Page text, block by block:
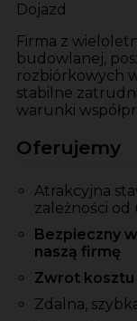
Dojazd
Firma z
budowlanej,
rozbiórkowych
stabilne
warunki
Oferujemy
Atrakcyjna
zależności
Bezpieczny
naszą firmę
Zwrot kosztu
Zdalna,